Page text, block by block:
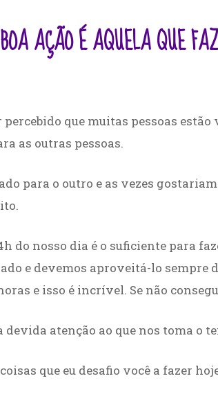
AÇÃO É AQUELA QUE
percebido que muitas pessoas
as outras pessoas.
para o outro e as vezes
do nosso dia é o suficiente para
e devemos aproveitá-lo sempre
e isso é incrível. Se não
devida atenção ao que nos toma o
que eu desafio você a fazer